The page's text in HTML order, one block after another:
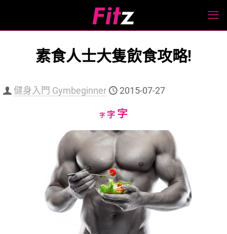
素食人士大隻飲食攻略!
健身入門 Gymbeginner 2015-07-27
字Decrease
size.
字Reset
size.
字Increase